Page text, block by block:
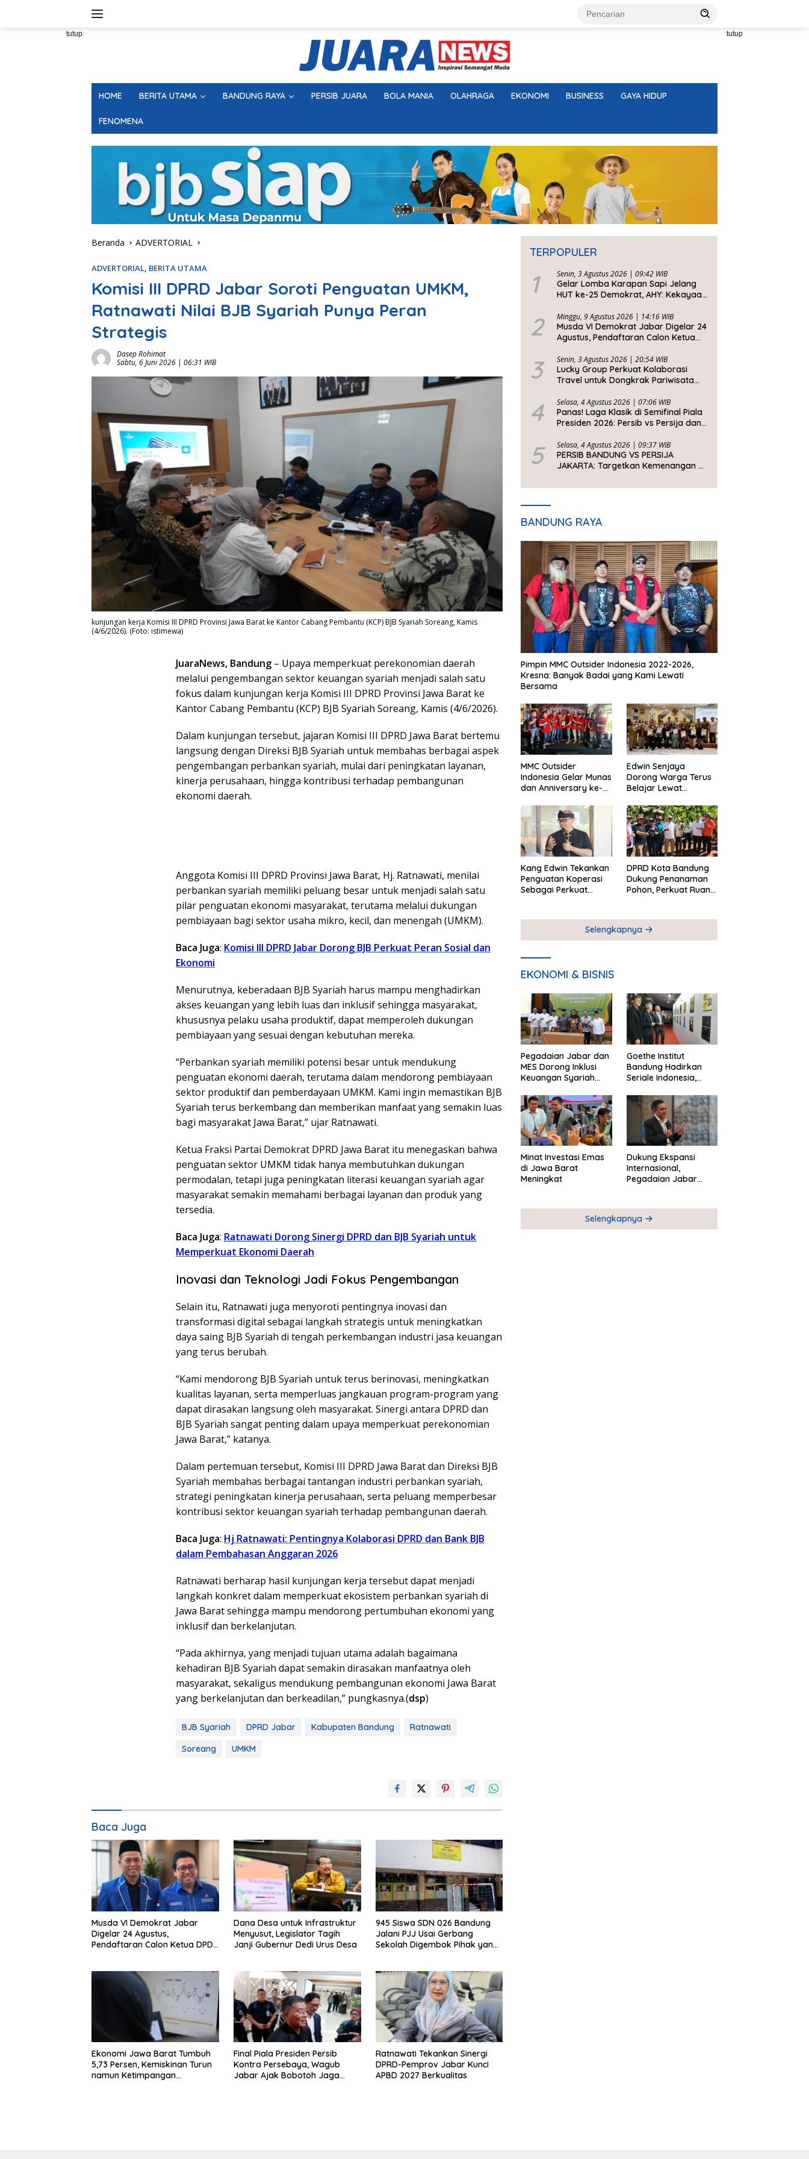
tutup tutup
HOME BERITA UTAMA BANDUNG RAYA PERSIB JUARA BOLA MANIA OLAHRAGA EKONOMI BUSINESS GAYA HIDUP
FENOMENA
Beranda ADVERTORIAL
ADVERTORIAL, BERITA UTAMA
Komisi III DPRD Jabar Soroti Penguatan UMKM,
Ratnawati Nilai BJB Syariah Punya Peran
Strategis
Dasep Rohimat
Sabtu, 6 Juni 2026 | 06:31 WIB
kunjungan kerja Komisi III DPRD Provinsi Jawa Barat ke Kantor Cabang Pembantu (KCP) BJB Syariah Soreang, Kamis
(4/6/2026). (Foto: istimewa)
JuaraNews, Bandung – Upaya memperkuat perekonomian daerah
melalui pengembangan sektor keuangan syariah menjadi salah satu
fokus dalam kunjungan kerja Komisi III DPRD Provinsi Jawa Barat ke
Kantor Cabang Pembantu (KCP) BJB Syariah Soreang, Kamis (4/6/2026).
Dalam kunjungan tersebut, jajaran Komisi III DPRD Jawa Barat bertemu
langsung dengan Direksi BJB Syariah untuk membahas berbagai aspek
pengembangan perbankan syariah, mulai dari peningkatan layanan,
kinerja perusahaan, hingga kontribusi terhadap pembangunan
ekonomi daerah.
Anggota Komisi III DPRD Provinsi Jawa Barat, Hj. Ratnawati, menilai
perbankan syariah memiliki peluang besar untuk menjadi salah satu
pilar penguatan ekonomi masyarakat, terutama melalui dukungan
pembiayaan bagi sektor usaha mikro, kecil, dan menengah (UMKM).
Baca Juga: Komisi III DPRD Jabar Dorong BJB Perkuat Peran Sosial dan
Ekonomi
Menurutnya, keberadaan BJB Syariah harus mampu menghadirkan
akses keuangan yang lebih luas dan inklusif sehingga masyarakat,
khususnya pelaku usaha produktif, dapat memperoleh dukungan
pembiayaan yang sesuai dengan kebutuhan mereka.
“Perbankan syariah memiliki potensi besar untuk mendukung
penguatan ekonomi daerah, terutama dalam mendorong pembiayaan
sektor produktif dan pemberdayaan UMKM. Kami ingin memastikan BJB
Syariah terus berkembang dan memberikan manfaat yang semakin luas
bagi masyarakat Jawa Barat,” ujar Ratnawati.
Ketua Fraksi Partai Demokrat DPRD Jawa Barat itu menegaskan bahwa
penguatan sektor UMKM tidak hanya membutuhkan dukungan
permodalan, tetapi juga peningkatan literasi keuangan syariah agar
masyarakat semakin memahami berbagai layanan dan produk yang
tersedia.
Baca Juga: Ratnawati Dorong Sinergi DPRD dan BJB Syariah untuk
Memperkuat Ekonomi Daerah
Inovasi dan Teknologi Jadi Fokus Pengembangan
Selain itu, Ratnawati juga menyoroti pentingnya inovasi dan
transformasi digital sebagai langkah strategis untuk meningkatkan
daya saing BJB Syariah di tengah perkembangan industri jasa keuangan
yang terus berubah.
“Kami mendorong BJB Syariah untuk terus berinovasi, meningkatkan
kualitas layanan, serta memperluas jangkauan program-program yang
dapat dirasakan langsung oleh masyarakat. Sinergi antara DPRD dan
BJB Syariah sangat penting dalam upaya memperkuat perekonomian
Jawa Barat,” katanya.
Dalam pertemuan tersebut, Komisi III DPRD Jawa Barat dan Direksi BJB
Syariah membahas berbagai tantangan industri perbankan syariah,
strategi peningkatan kinerja perusahaan, serta peluang memperbesar
kontribusi sektor keuangan syariah terhadap pembangunan daerah.
Baca Juga: Hj Ratnawati: Pentingnya Kolaborasi DPRD dan Bank BJB
dalam Pembahasan Anggaran 2026
Ratnawati berharap hasil kunjungan kerja tersebut dapat menjadi
langkah konkret dalam memperkuat ekosistem perbankan syariah di
Jawa Barat sehingga mampu mendorong pertumbuhan ekonomi yang
inklusif dan berkelanjutan.
“Pada akhirnya, yang menjadi tujuan utama adalah bagaimana
kehadiran BJB Syariah dapat semakin dirasakan manfaatnya oleh
masyarakat, sekaligus mendukung pembangunan ekonomi Jawa Barat
yang berkelanjutan dan berkeadilan,” pungkasnya.(dsp)
BJB Syariah DPRD Jabar Kabupaten Bandung
Ratnawati
Soreang
UMKM
Baca Juga
Musda VI Demokrat Jabar
Digelar 24 Agustus,
Pendaftaran Calon Ketua DPD
Dana Desa untuk Infrastruktur
Menyusut, Legislator Tagih
Janji Gubernur Dedi Urus Desa
945 Siswa SDN 026 Bandung
Jalani PJJ Usai Gerbang
Sekolah Digembok Pihak yang
Ekonomi Jawa Barat Tumbuh
5,73 Persen, Kemiskinan Turun
namun Ketimpangan
Final Piala Presiden Persib
Kontra Persebaya, Wagub
Jabar Ajak Bobotoh Jaga
Ratnawati Tekankan Sinergi
DPRD-Pemprov Jabar Kunci
APBD 2027 Berkualitas
TERPOPULER
1 Senin, 3 Agustus 2026 | 09:42 WIB
Gelar Lomba Karapan Sapi Jelang
HUT ke-25 Demokrat, AHY: Kekayaan
Diwariskan
2 Minggu, 9 Agustus 2026 | 14:16 WIB
Musda VI Demokrat Jabar Digelar 24
Agustus, Pendaftaran Calon Ketua
3 Senin, 3 Agustus 2026 | 20:54 WIB
Lucky Group Perkuat Kolaborasi
Travel untuk Dongkrak Pariwisata
4 Selasa, 4 Agustus 2026 | 07:06 WIB
Panas! Laga Klasik di Semifinal Piala
Presiden 2026: Persib vs Persija dan
5 Selasa, 4 Agustus 2026 | 09:37 WIB
PERSIB BANDUNG VS PERSIJA
JAKARTA: Targetkan Kemenangan di
BANDUNG RAYA
Pimpin MMC Outsider Indonesia 2022-2026,
Kresna: Banyak Badai yang Kami Lewati
Bersama
MMC Outsider
Indonesia Gelar Munas
dan Anniversary ke-
Edwin Senjaya
Dorong Warga Terus
Belajar Lewat
Kesetaraan
Kang Edwin Tekankan
Penguatan Koperasi
Sebagai Perkuat
DPRD Kota Bandung
Dukung Penanaman
Pohon, Perkuat Ruang
Selengkapnya
EKONOMI & BISNIS
Pegadaian Jabar dan
MES Dorong Inklusi
Keuangan Syariah
UMKM
Goethe Institut
Bandung Hadirkan
Seriale Indonesia,
Global Industri Serial
Minat Investasi Emas
di Jawa Barat
Meningkat
Dukung Ekspansi
Internasional,
Pegadaian Jabar
Pegadaian Timor
Leste
Selengkapnya